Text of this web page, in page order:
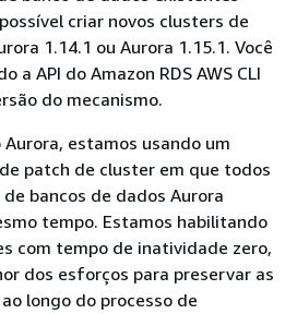
criar novos clusters de
1.14.1 ou Aurora 1.15.1. Você
a API do Amazon RDS AWS CLI
do mecanismo.
Aurora, estamos usando um
patch de cluster em que todos
bancos de dados Aurora
tempo. Estamos habilitando
com tempo de inatividade zero,
dos esforços para preservar as
longo do processo de